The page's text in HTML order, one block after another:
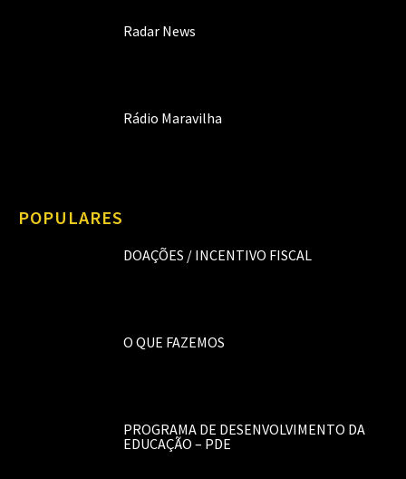
Radar News
Rádio Maravilha
POPULARES
DOAÇÕES / INCENTIVO FISCAL
O QUE FAZEMOS
PROGRAMA DE DESENVOLVIMENTO DA
EDUCAÇÃO – PDE